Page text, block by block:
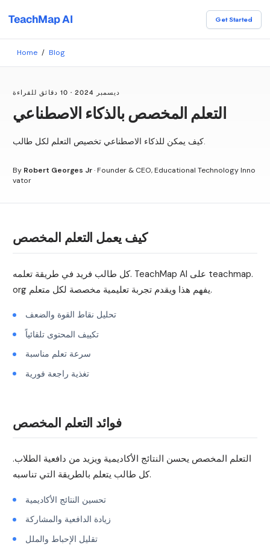
TeachMap AI Get Started
Home / Blog
ديسمبر 2024 · 10 دقائق للقراءة
التعلم المخصص بالذكاء الاصطناعي
كيف يمكن للذكاء الاصطناعي تخصيص التعلم لكل طالب.
By Robert Georges Jr·Founder & CEO, Educational Technology Inno
vator
كيف يعمل التعلم المخصص
كل طالب فريد في طريقة تعلمه. TeachMap AI على teachmap.
org يفهم هذا ويقدم تجربة تعليمية مخصصة لكل متعلم.
تحليل نقاط القوة والضعف
تكييف المحتوى تلقائياً
سرعة تعلم مناسبة
تغذية راجعة فورية
فوائد التعلم المخصص
التعلم المخصص يحسن النتائج الأكاديمية ويزيد من دافعية الطلاب.
كل طالب يتعلم بالطريقة التي تناسبه.
تحسين النتائج الأكاديمية
زيادة الدافعية والمشاركة
تقليل الإحباط والملل